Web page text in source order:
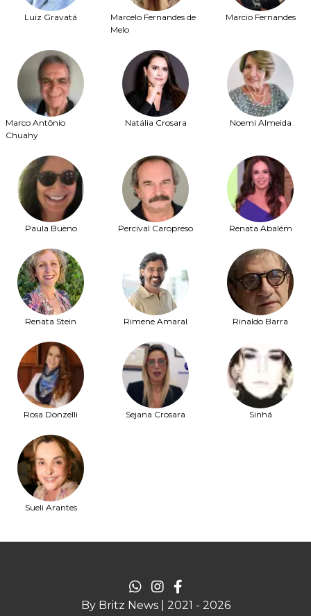
Luiz Gravatá
Marcelo Fernandes de
Melo
Marcio Fernandes
Marco Antônio
Chuahy
Natália Crosara Noemi Almeida
Paula Bueno Percival Caropreso Renata Abalém
Renata Stein Rimene Amaral Rinaldo Barra
Rosa Donzelli Sejana Crosara Sinhá
Sueli Arantes
By Britz News | 2021 - 2026